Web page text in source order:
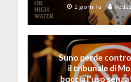
2 giorni fa
Suno perde
il tribunale di
boccia l’uso